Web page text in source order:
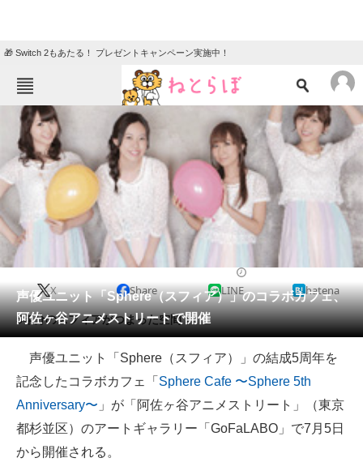
🎁 Switch 2もあたる！ プレゼントキャンペーン実施中！
ねとらぼメニュー
TOP ニュース
エンタメ クイズ
地域
住まい 教育・育児
動物 リサーチ
会員記事
メディア
注目記事を集めた総合ページ
ITの今と未来を見通す
スマホと通信の最新トレンド
声優ユニット「Sphere（スフィア）」のコラボカフェ、
阿佐ヶ谷アニメストリートで開催
X Share LINE hatena
5年分のスフィアがつまった空間！
声優ユニット「Sphere（スフィア）」の結成5周年を
記念したコラボカフェ「 Sphere Cafe 〜Sphere 5th
Anniversary〜 」が「阿佐ヶ谷アニメストリート」（東京
都杉並区）のアートギャラリー「GoFaLABO」で7月5日
から開催される。